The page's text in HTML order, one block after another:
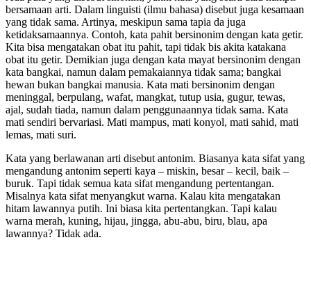
bersamaan arti. Dalam linguisti (ilmu bahasa) disebut juga kesamaan
yang tidak sama. Artinya, meskipun sama tapia da juga
ketidaksamaannya. Contoh, kata pahit bersinonim dengan kata getir.
Kita bisa mengatakan obat itu pahit, tapi tidak bis akita katakana
obat itu getir. Demikian juga dengan kata mayat bersinonim dengan
kata bangkai, namun dalam pemakaiannya tidak sama; bangkai
hewan bukan bangkai manusia. Kata mati bersinonim dengan
meninggal, berpulang, wafat, mangkat, tutup usia, gugur, tewas,
ajal, sudah tiada, namun dalam penggunaannya tidak sama. Kata
mati sendiri bervariasi. Mati mampus, mati konyol, mati sahid, mati
lemas, mati suri.
Kata yang berlawanan arti disebut antonim. Biasanya kata sifat yang
mengandung antonim seperti kaya – miskin, besar – kecil, baik –
buruk. Tapi tidak semua kata sifat mengandung pertentangan.
Misalnya kata sifat menyangkut warna. Kalau kita mengatakan
hitam lawannya putih. Ini biasa kita pertentangkan. Tapi kalau
warna merah, kuning, hijau, jingga, abu-abu, biru, blau, apa
lawannya? Tidak ada.